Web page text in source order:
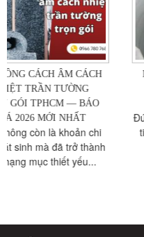
NÊN THI CÔNG CÁCH ÂM
TRẦN HAY CÁCH ÂM
TƯỜNG TRƯỚC?
Đứng trước một ma trận thông
tin, hầu hết các gia chủ đều
phải đau đầu với...